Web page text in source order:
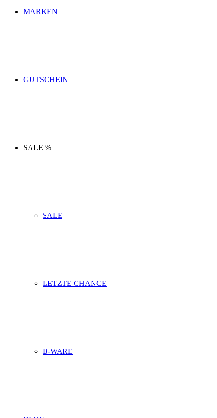
MARKEN
GUTSCHEIN
SALE %
SALE
LETZTE CHANCE
B-WARE